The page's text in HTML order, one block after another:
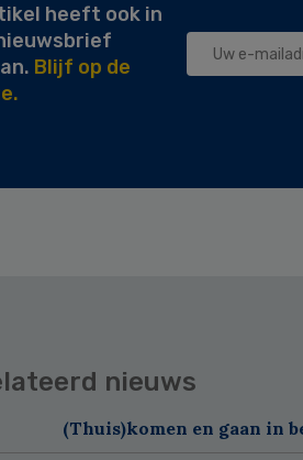
heeft ook in
Blijf op de
nieuws
(Thuis)komen en gaan in